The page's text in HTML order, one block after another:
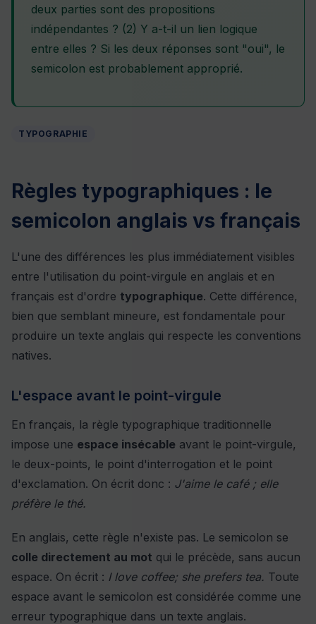
deux parties sont des propositions
indépendantes ? (2) Y a-t-il un lien logique
entre elles ? Si les deux réponses sont "oui", le
semicolon est probablement approprié.
TYPOGRAPHIE
Règles typographiques : le
semicolon anglais vs français
L'une des différences les plus immédiatement visibles
entre l'utilisation du point-virgule en anglais et en
français est d'ordre typographique. Cette différence,
bien que semblant mineure, est fondamentale pour
produire un texte anglais qui respecte les conventions
natives.
L'espace avant le point-virgule
En français, la règle typographique traditionnelle
impose une espace insécable avant le point-virgule,
le deux-points, le point d'interrogation et le point
d'exclamation. On écrit donc : J'aime le café ; elle
préfère le thé.
En anglais, cette règle n'existe pas. Le semicolon se
colle directement au mot qui le précède, sans aucun
espace. On écrit : I love coffee; she prefers tea. Toute
espace avant le semicolon est considérée comme une
erreur typographique dans un texte anglais.